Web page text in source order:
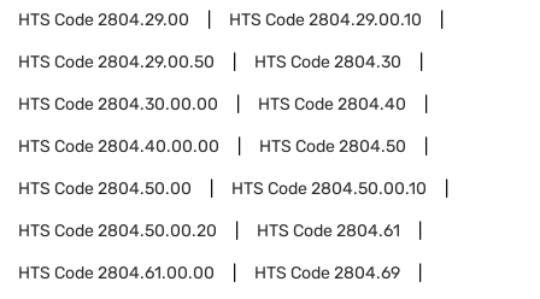
HTS Code2804.29.00 HTS Code2804.29.00.10
HTS Code2804.29.00.50 HTS Code2804.30
HTS Code2804.30.00.00 HTS Code2804.40
HTS Code2804.40.00.00 HTS Code2804.50
HTS Code2804.50.00 HTS Code2804.50.00.10
HTS Code2804.50.00.20 HTS Code2804.61
HTS Code2804.61.00.00 HTS Code2804.69